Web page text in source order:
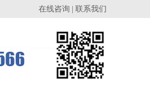
在线咨询 | 联系我们